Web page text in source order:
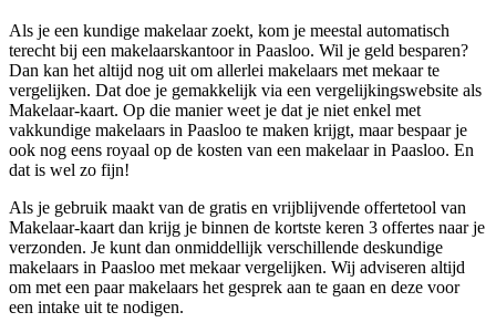
Als je een kundige makelaar zoekt, kom je meestal automatisch
terecht bij een makelaarskantoor in Paasloo. Wil je geld besparen?
Dan kan het altijd nog uit om allerlei makelaars met mekaar te
vergelijken. Dat doe je gemakkelijk via een vergelijkingswebsite als
Makelaar-kaart. Op die manier weet je dat je niet enkel met
vakkundige makelaars in Paasloo te maken krijgt, maar bespaar je
ook nog eens royaal op de kosten van een makelaar in Paasloo. En
dat is wel zo fijn!
Als je gebruik maakt van de gratis en vrijblijvende offertetool van
Makelaar-kaart dan krijg je binnen de kortste keren 3 offertes naar je
verzonden. Je kunt dan onmiddellijk verschillende deskundige
makelaars in Paasloo met mekaar vergelijken. Wij adviseren altijd
om met een paar makelaars het gesprek aan te gaan en deze voor
een intake uit te nodigen.